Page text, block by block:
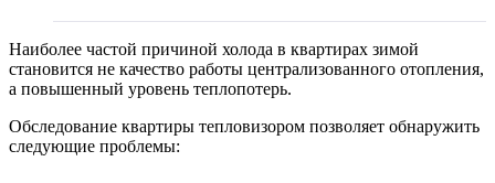
Наиболее частой причиной холода в квартирах зимой
становится не качество работы централизованного отопления,
а повышенный уровень теплопотерь.
Обследование квартиры тепловизором позволяет обнаружить
следующие проблемы: